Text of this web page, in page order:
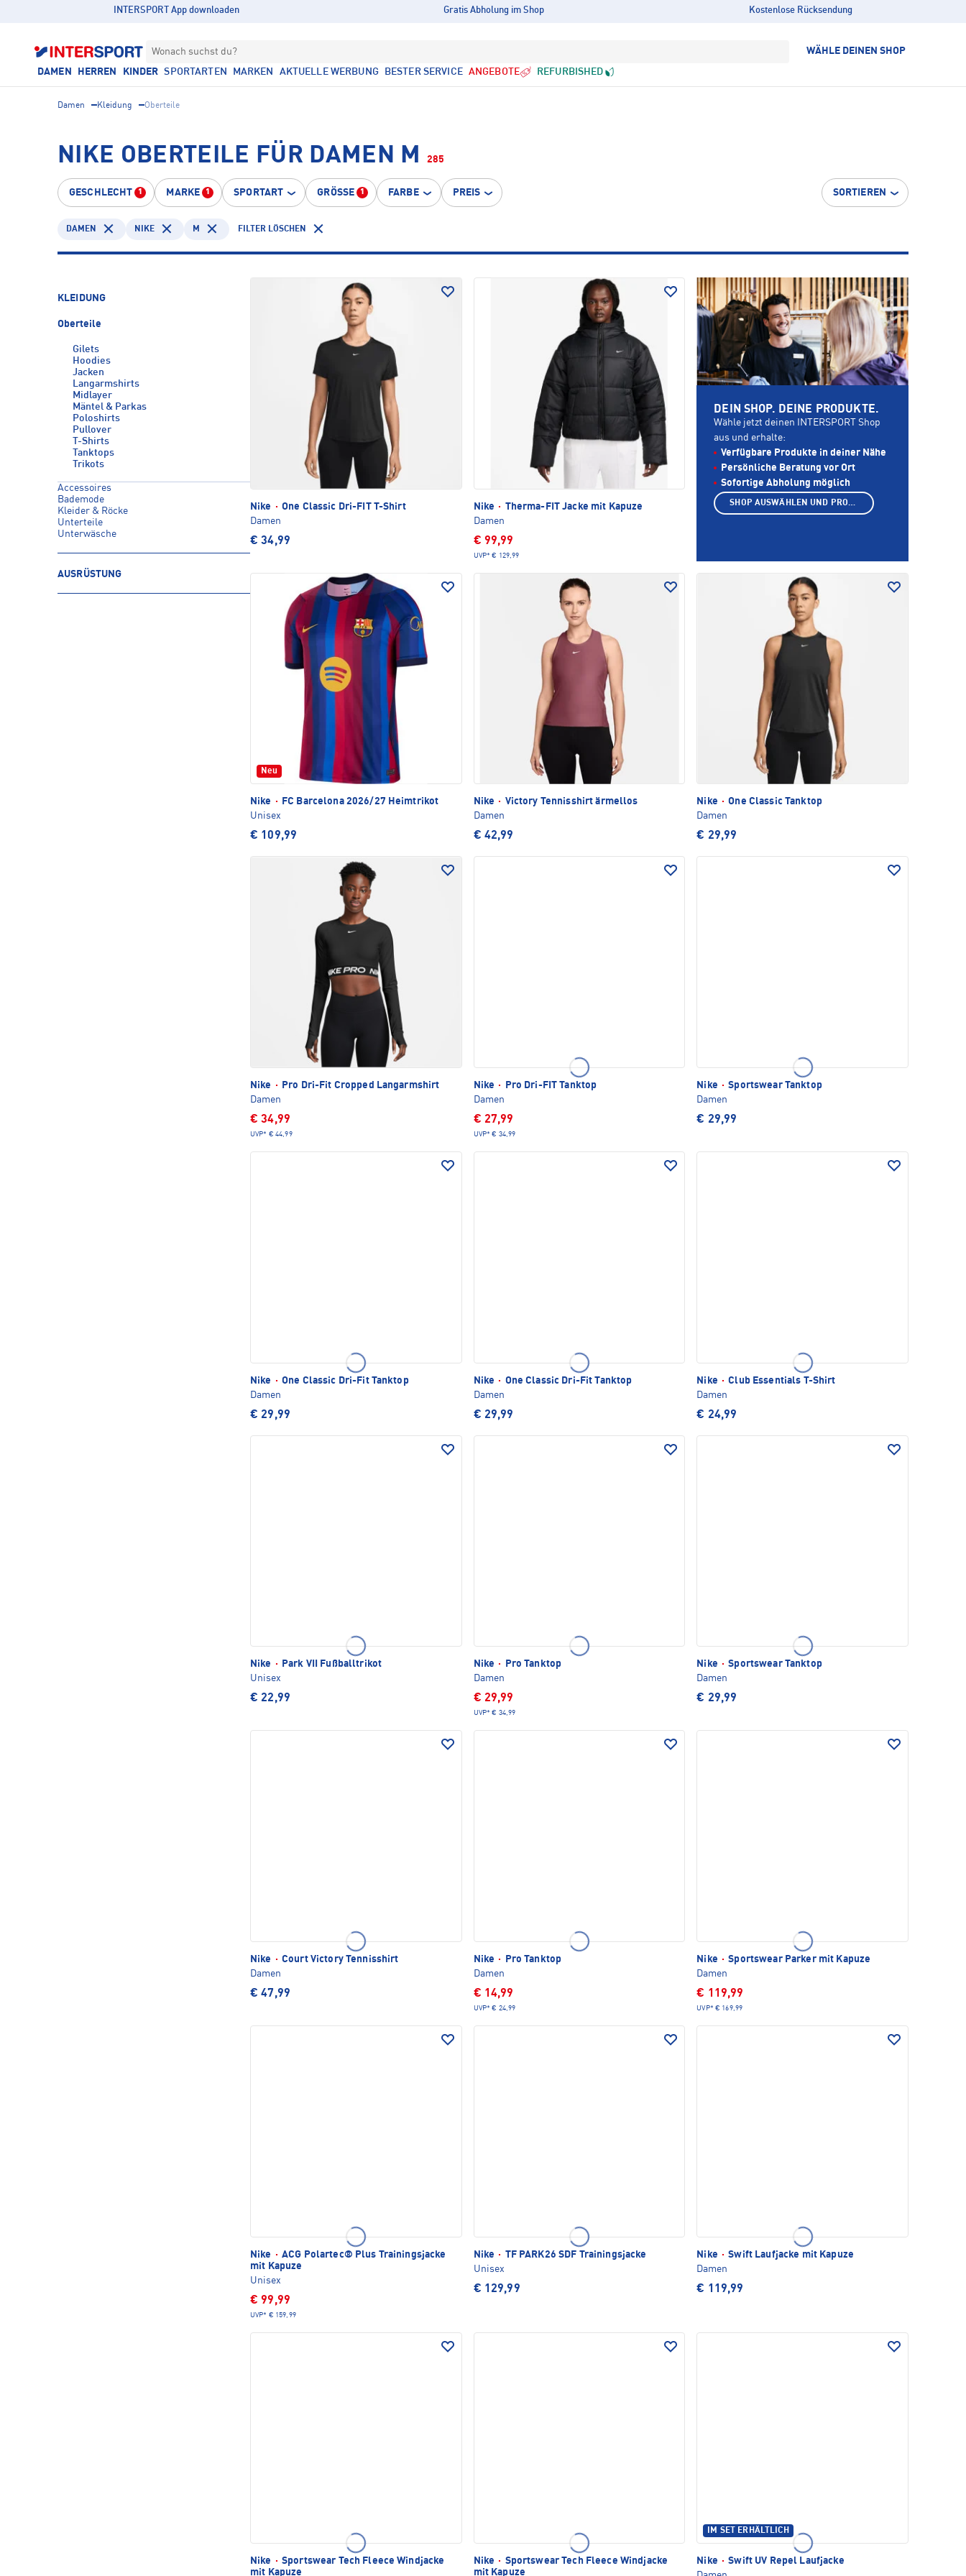
INTERSPORT App downloaden Gratis Abholung im Shop Kostenlose Rücksendung
Wonach suchst du? WÄHLE DEINEN SHOP
DAMEN HERREN KINDER SPORTARTEN MARKEN AKTUELLE WERBUNG BESTER SERVICE ANGEBOTE REFURBISHED
Damen Kleidung Oberteile
NIKE OBERTEILE FÜR DAMEN M 285
GESCHLECHT 1 MARKE 1 SPORTART GRÖSSE 1 FARBE PREIS SORTIEREN
DAMEN NIKE M FILTER LÖSCHEN
KLEIDUNG
Oberteile
Gilets
Hoodies
Jacken
Langarmshirts
Midlayer
Mäntel & Parkas
Poloshirts
Pullover
T-Shirts
Tanktops
Trikots
Accessoires
Bademode
Kleider & Röcke
Unterteile
Unterwäsche
AUSRÜSTUNG
Nike · One Classic Dri-FIT T-Shirt
Damen
€ 34,99
Nike · Therma-FIT Jacke mit Kapuze
Damen
€ 99,99
UVP* € 129,99
Neu
Nike ·
FC Barcelona 2026/27 Heimtrikot
Unisex
€ 109,99
Nike · Victory Tennisshirt ärmellos
Damen
€ 42,99
Nike · One Classic Tanktop
Damen
€ 29,99
Nike ·
Pro Dri-Fit Cropped Langarmshirt
Damen
€ 34,99
UVP* € 44,99
Nike ·
Pro Dri-FIT Tanktop
Damen
€ 27,99
UVP* € 34,99
Nike · Sportswear Tanktop
Damen
€ 29,99
Nike · One Classic Dri-Fit Tanktop
Damen
€ 29,99
Nike · One Classic Dri-Fit Tanktop
Damen
€ 29,99
Nike · Club Essentials T-Shirt
Damen
€ 24,99
Nike ·
Park VII Fußballtrikot
Unisex
€ 22,99
Nike ·
Pro Tanktop
Damen
€ 29,99
UVP* € 34,99
Nike · Sportswear Tanktop
Damen
€ 29,99
Nike · Court Victory Tennisshirt
Damen
€ 47,99
Nike ·
Pro Tanktop
Damen
€ 14,99
UVP* € 24,99
Nike · Sportswear Parker mit Kapuze
Damen
€ 119,99
UVP* € 169,99
Nike · ACG Polartec® Plus Trainingsjacke
mit Kapuze
Unisex
€ 99,99
UVP* € 159,99
Nike · TF PARK26 SDF Trainingsjacke
Unisex
€ 129,99
Nike · Swift Laufjacke mit Kapuze
Damen
€ 119,99
Nike · Sportswear Tech Fleece Windjacke
mit Kapuze
Nike · Sportswear Tech Fleece Windjacke
mit Kapuze
IM SET ERHÄLTLICH
Nike · Swift UV Repel Laufjacke
DEIN SHOP. DEINE PRODUKTE.
Wähle jetzt deinen INTERSPORT Shop
aus und erhalte:
Verfügbare Produkte in deiner Nähe
Persönliche Beratung vor Ort
Sofortige Abholung möglich
SHOP AUSWÄHLEN UND PRODUKTE ANZEIGEN